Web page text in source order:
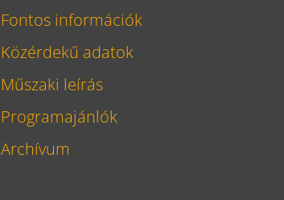
Fontos információk
Közérdekű adatok
Műszaki leírás
Programajánlók
Archívum